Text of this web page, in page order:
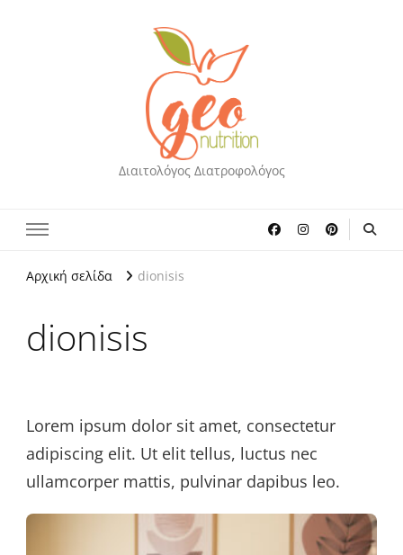
Διαιτολόγος Διατροφολόγος
Αρχική σελίδα dionisis
dionisis
Lorem ipsum dolor sit amet, consectetur
adipiscing elit. Ut elit tellus, luctus nec
ullamcorper mattis, pulvinar dapibus leo.